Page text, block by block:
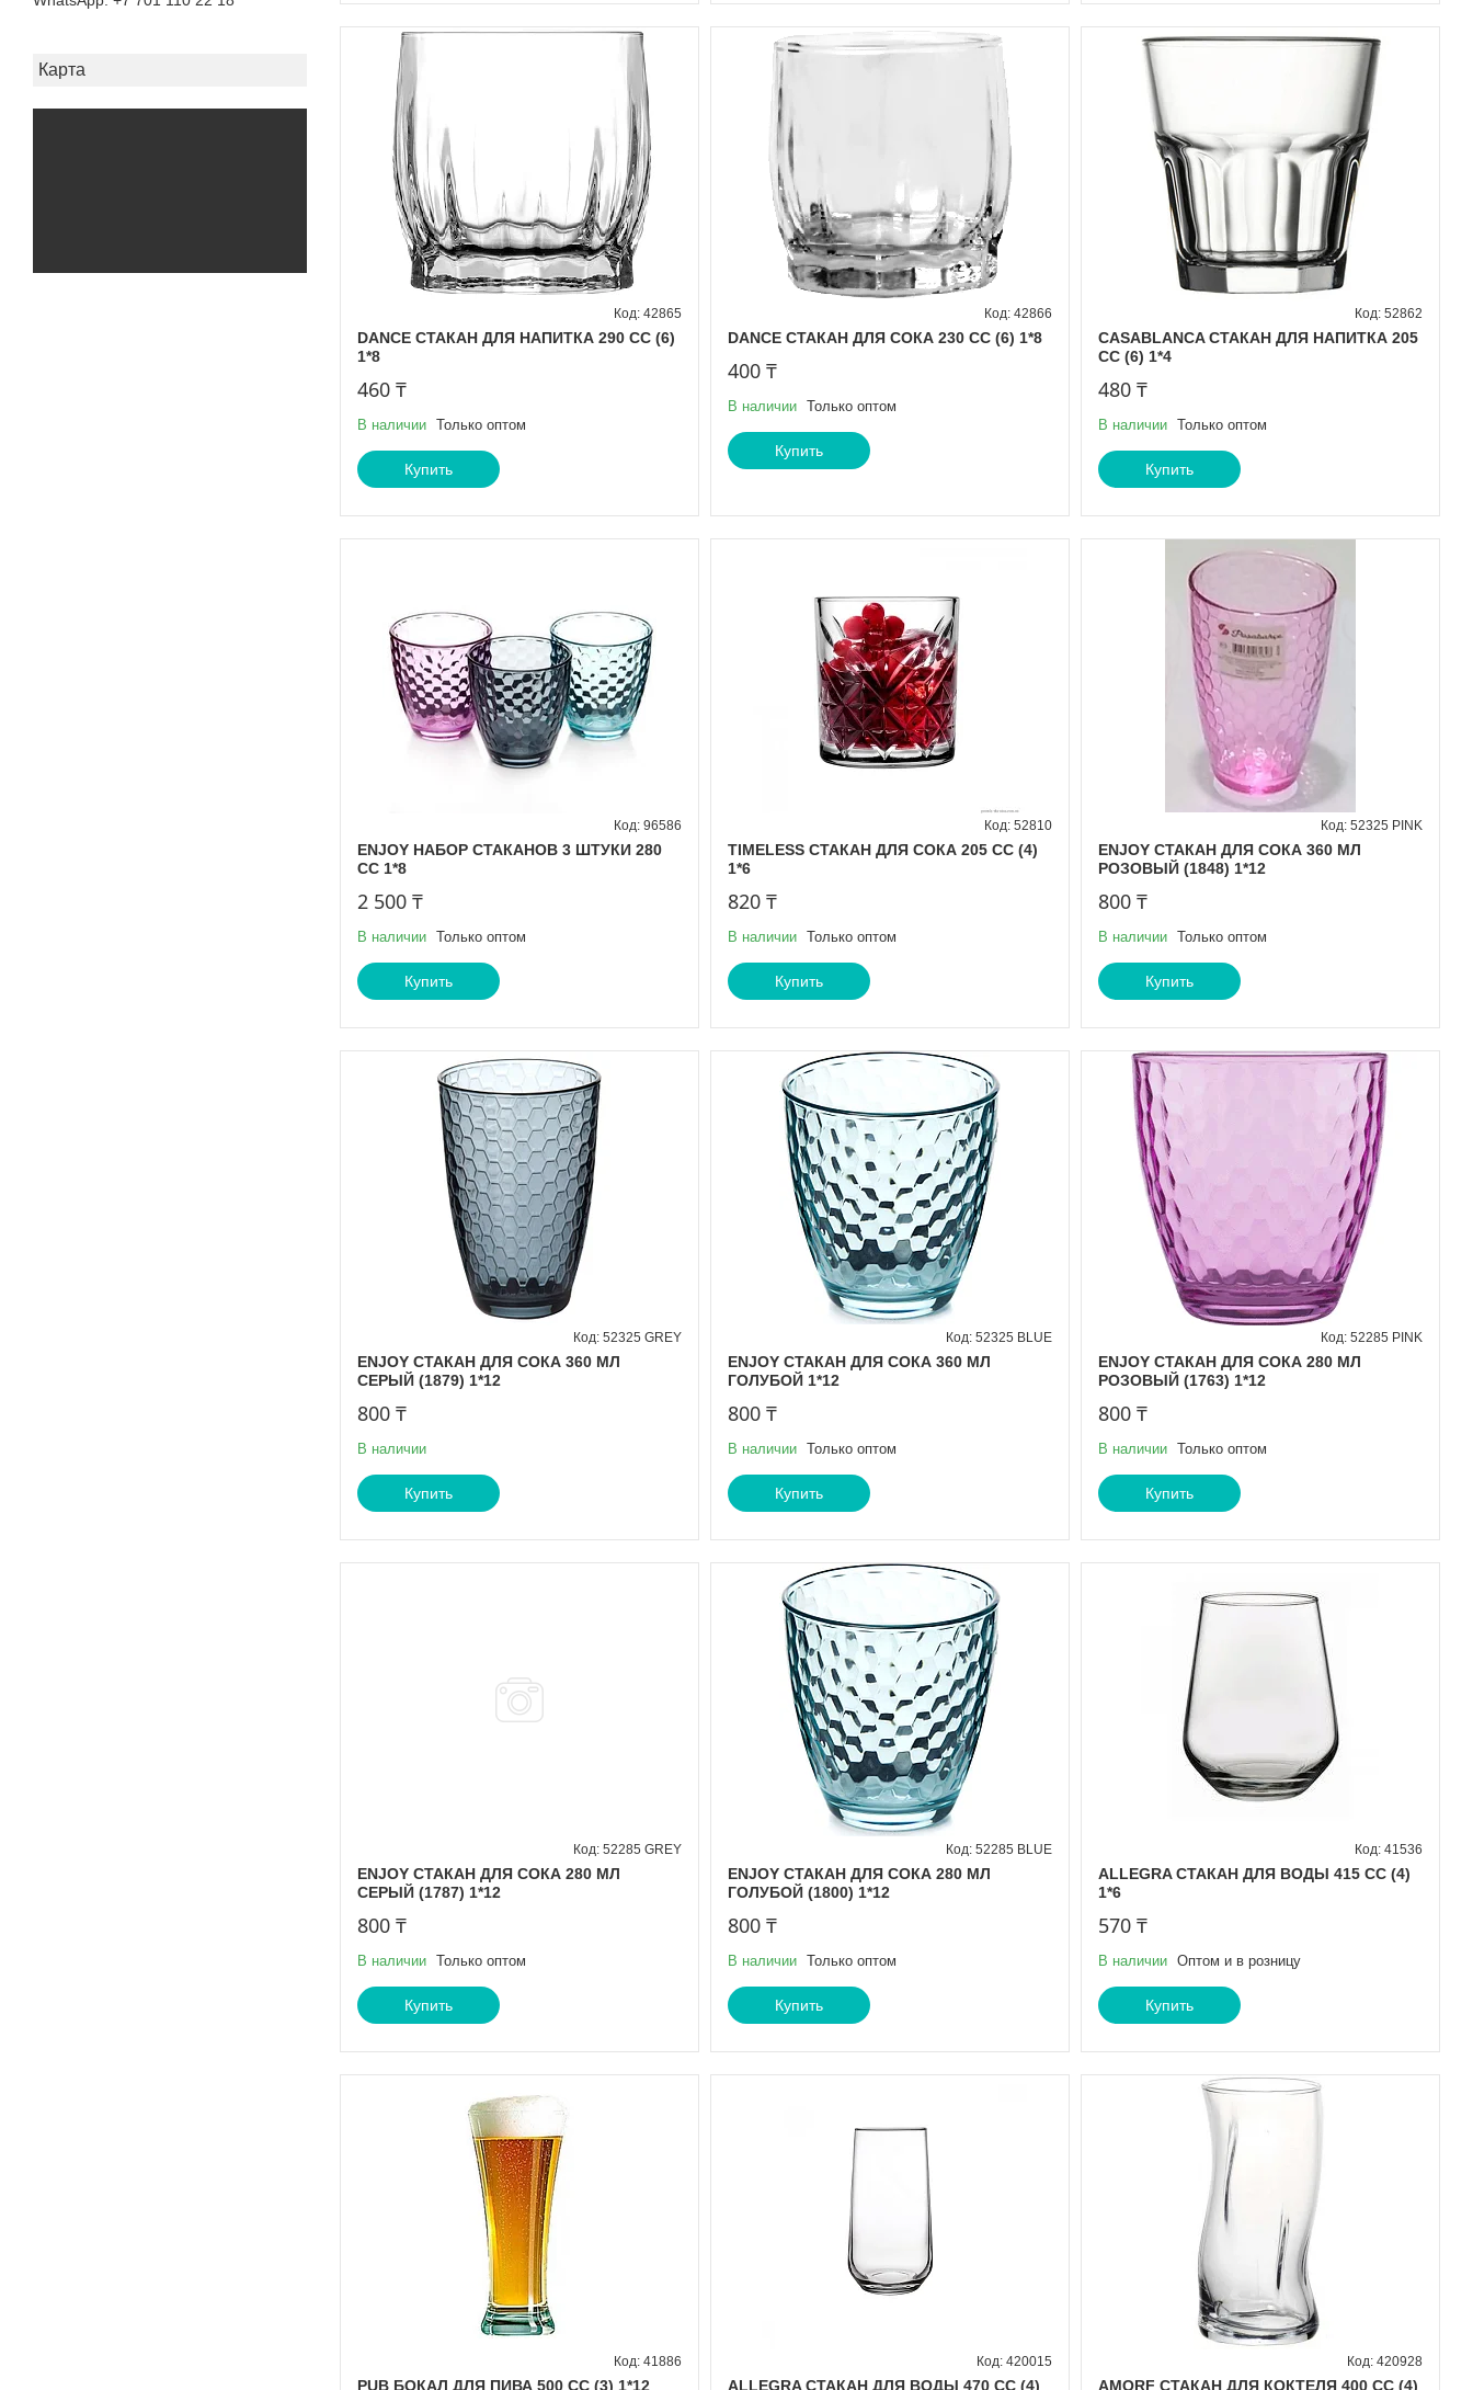
Карта
DANCE СТАКАН ДЛЯ НАПИТКА 290 CC (6)
1*8
42865
460 ₸
В наличии Только оптом
Купить
DANCE СТАКАН ДЛЯ СОКА 230 CC (6) 1*8
42866
400 ₸
В наличии Только оптом
Купить
CASABLANCA СТАКАН ДЛЯ НАПИТКА 205
СС (6) 1*4
52862
480 ₸
В наличии Только оптом
Купить
ENJOY НАБОР СТАКАНОВ 3 ШТУКИ 280
СС 1*8
96586
2 500 ₸
В наличии Только оптом
Купить
TIMELESS СТАКАН ДЛЯ СОКА 205 СС (4)
1*6
52810
820 ₸
В наличии Только оптом
Купить
ENJOY СТАКАН ДЛЯ СОКА 360 МЛ
РОЗОВЫЙ (1848) 1*12
52325 PINK
800 ₸
В наличии Только оптом
Купить
ENJOY СТАКАН ДЛЯ СОКА 360 МЛ
СЕРЫЙ (1879) 1*12
52325 GREY
800 ₸
В наличии
Купить
ENJOY СТАКАН ДЛЯ СОКА 360 МЛ
ГОЛУБОЙ 1*12
52325 BLUE
800 ₸
В наличии Только оптом
Купить
ENJOY СТАКАН ДЛЯ СОКА 280 МЛ
РОЗОВЫЙ (1763) 1*12
52285 PINK
800 ₸
В наличии Только оптом
Купить
ENJOY СТАКАН ДЛЯ СОКА 280 МЛ
СЕРЫЙ (1787) 1*12
52285 GREY
800 ₸
В наличии Только оптом
Купить
ENJOY СТАКАН ДЛЯ СОКА 280 МЛ
ГОЛУБОЙ (1800) 1*12
52285 BLUE
800 ₸
В наличии Только оптом
Купить
ALLEGRA СТАКАН ДЛЯ ВОДЫ 415 СС (4)
1*6
41536
570 ₸
В наличии Оптом и в розницу
Купить
PUB БОКАЛ ДЛЯ ПИВА 500 СС (3) 1*12
41886
ALLEGRA СТАКАН ДЛЯ ВОДЫ 470 СС (4)
420015
AMORF СТАКАН ДЛЯ КОКТЕЛЯ 400 СС (4)
420928